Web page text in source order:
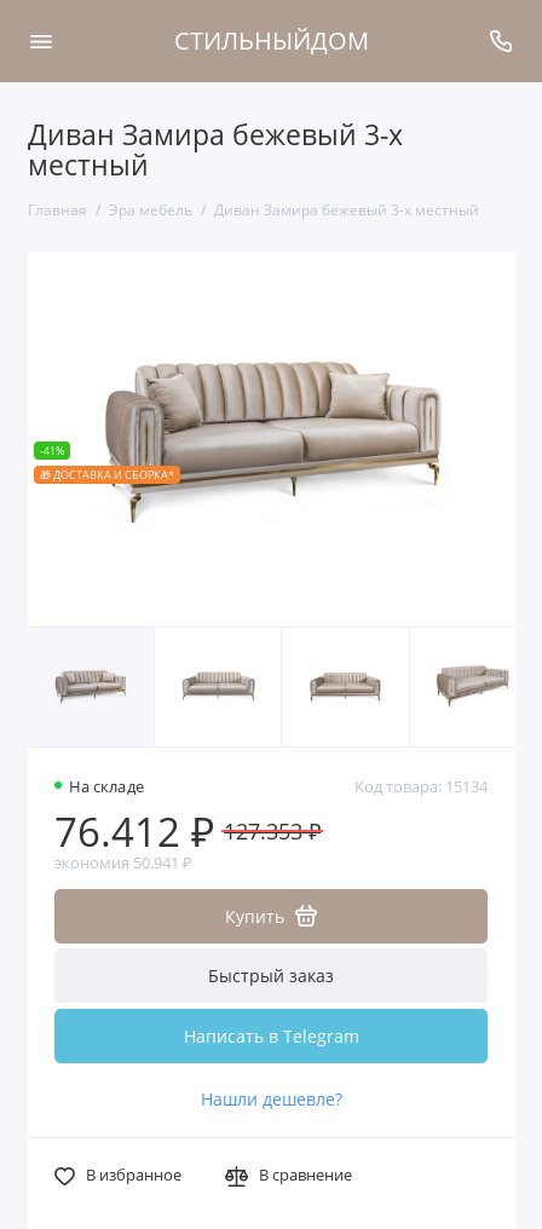
СТИЛЬНЫЙДОМ
Диван Замира бежевый 3-х
местный
Главная Эра мебель Диван Замира бежевый 3-х местный
-41%
🎁 ДОСТАВКА И СБОРКА*
На складе Код товара: 15134
76.412 ₽ 127.353 ₽
экономия 50.941 ₽
Купить
Быстрый заказ
Написать в Telegram
Нашли дешевле?
В избранное В сравнение